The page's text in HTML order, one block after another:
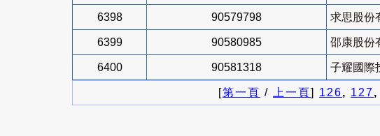
6398 90579798 求思股份
6399 90580985 邵康股份
6400 90581318 子耀國際
[第一頁 / 上一頁] 126, 127,